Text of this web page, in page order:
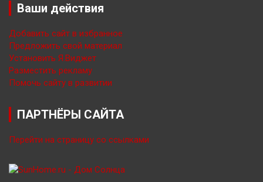
Ваши действия
Добавить сайт в избранное
Предложить свой материал
Установить Я.Виджет
Разместить рекламу
Помочь сайту в развитии
ПАРТНЁРЫ САЙТА
Перейти на страницу со ссылками